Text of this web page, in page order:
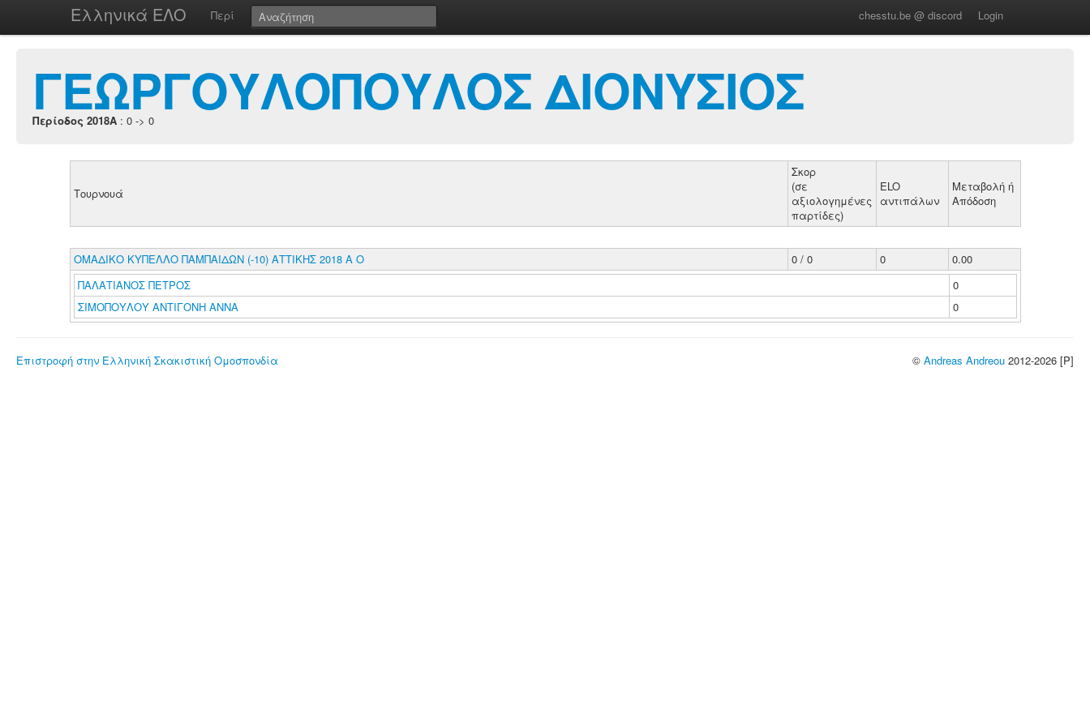
Ελληνικά ΕΛΟ Περί chesstu.be @ discord Login
ΓΕΩΡΓΟΥΛΟΠΟΥΛΟΣ ΔΙΟΝΥΣΙΟΣ
Περίοδος 2018A : 0 -> 0
Τουρνουά
Σκορ
(σε
αξιολογημένες
παρτίδες)
ELO
αντιπάλων
Μεταβολή ή
Απόδοση
ΟΜΑΔΙΚΟ ΚΥΠΕΛΛΟ ΠΑΜΠΑΙΔΩΝ (-10) ΑΤΤΙΚΗΣ 2018 Α Ο 0 / 0 0
0.00
ΠΑΛΑΤΙΑΝΟΣ ΠΕΤΡΟΣ
0
ΣΙΜΟΠΟΥΛΟΥ ΑΝΤΙΓΟΝΗ ΑΝΝΑ
0
Επιστροφή στην Ελληνική Σκακιστική Ομοσπονδία © Andreas Andreou 2012-2026 [P]